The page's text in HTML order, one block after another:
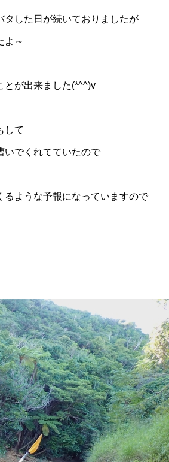
タした日が続いておりましたが
よ～
とが出来ました(*^^)v
して
いでくれてていたので
ような予報になっていますので